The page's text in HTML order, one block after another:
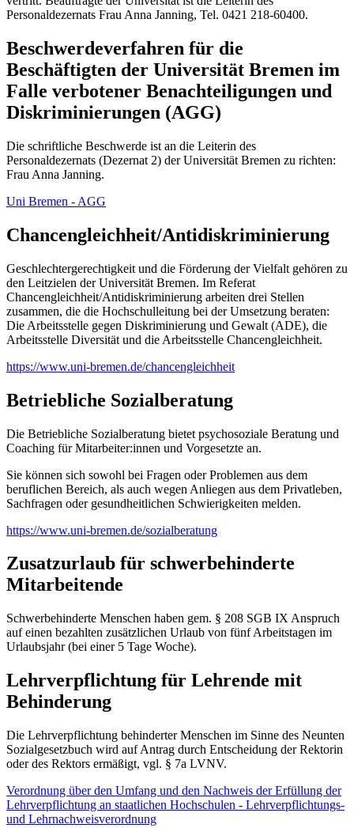
Personaldezernats Frau Anna Janning, Tel. 0421 218-60400.
Beschwerdeverfahren für die
Beschäftigten der Universität Bremen im
Falle verbotener Benachteiligungen und
Diskriminierungen (AGG)
Die schriftliche Beschwerde ist an die Leiterin des
Personaldezernats (Dezernat 2) der Universität Bremen zu richten:
Frau Anna Janning.
Uni Bremen - AGG
Chancengleichheit/Antidiskriminierung
Geschlechtergerechtigkeit und die Förderung der Vielfalt gehören zu
den Leitzielen der Universität Bremen. Im Referat
Chancengleichheit/Antidiskriminierung arbeiten drei Stellen
zusammen, die die Hochschulleitung bei der Umsetzung beraten:
Die Arbeitsstelle gegen Diskriminierung und Gewalt (ADE), die
Arbeitsstelle Diversität und die Arbeitsstelle Chancengleichheit.
https://www.uni-bremen.de/chancengleichheit
Betriebliche Sozialberatung
Die Betriebliche Sozialberatung bietet psychosoziale Beratung und
Coaching für Mitarbeiter:innen und Vorgesetzte an.
Sie können sich sowohl bei Fragen oder Problemen aus dem
beruflichen Bereich, als auch wegen Anliegen aus dem Privatleben,
Sachfragen oder gesundheitlichen Schwierigkeiten melden.
https://www.uni-bremen.de/sozialberatung
Zusatzurlaub für schwerbehinderte
Mitarbeitende
Schwerbehinderte Menschen haben gem. § 208 SGB IX Anspruch
auf einen bezahlten zusätzlichen Urlaub von fünf Arbeitstagen im
Urlaubsjahr (bei einer 5 Tage Woche).
Lehrverpflichtung für Lehrende mit
Behinderung
Die Lehrverpflichtung behinderter Menschen im Sinne des Neunten
Sozialgesetzbuch wird auf Antrag durch Entscheidung der Rektorin
oder des Rektors ermäßigt, vgl. § 7a LVNV.
Verordnung über den Umfang und den Nachweis der Erfüllung der
Lehrverpflichtung an staatlichen Hochschulen - Lehrverpflichtungs-
und Lehrnachweisverordnung